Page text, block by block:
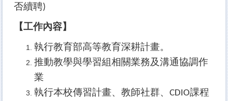
否續聘)
【工作內容】
執行教育部高等教育深耕計畫。
推動教學與學習組相關業務及溝通協調作
業
執行本校傳習計畫、教師社群、 CDIO課程